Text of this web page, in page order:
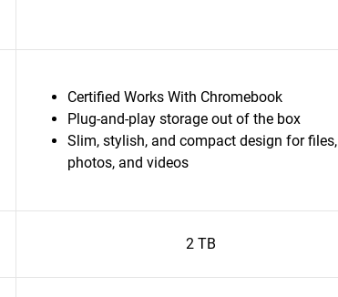
Certified Works With Chromebook
Plug-and-play storage out of the box
Slim, stylish, and compact design for files,
photos, and videos
2 TB